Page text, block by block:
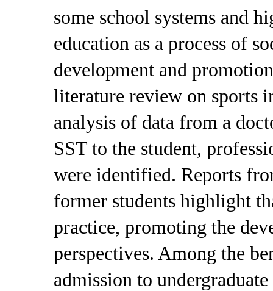
some school systems and
education as a process of
development and
literature review on sports
analysis of data from a
SST to the student,
were identified. Reports
former students highlight
practice, promoting the
perspectives. Among the
admission to